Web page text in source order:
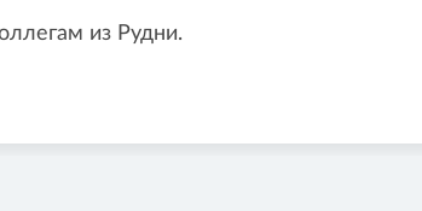
из Рудни.